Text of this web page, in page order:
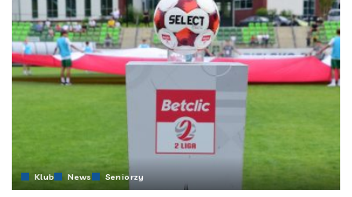
Klub News Seniorzy